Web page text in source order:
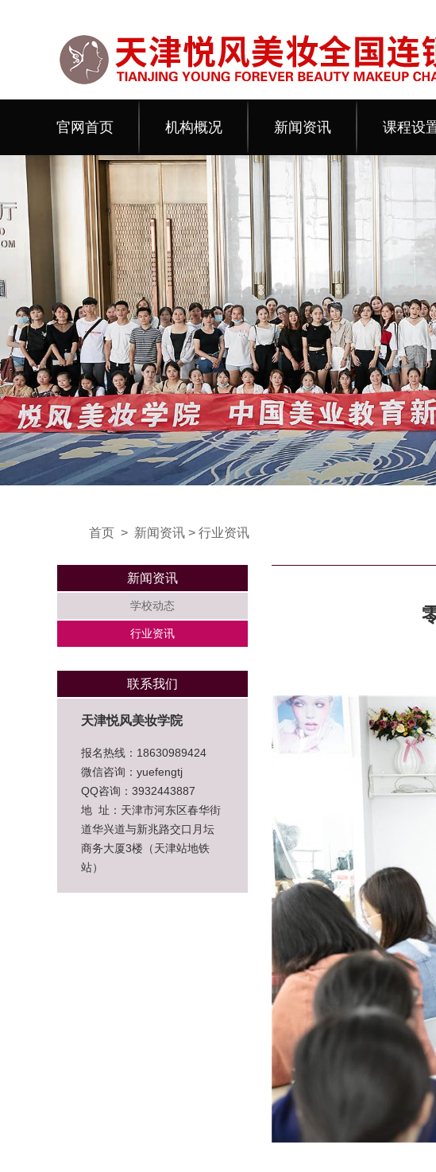
官网首页 机构概况 新闻资讯 课程设
首页 > 新闻资讯 > 行业资讯
新闻资讯
学校动态
行业资讯
联系我们
天津悦风美妆学院
报名热线：18630989424
微信咨询：yuefengtj
QQ咨询：3932443887
地 址：天津市河东区春华街
道华兴道与新兆路交口月坛
商务大厦3楼（天津站地铁
站）